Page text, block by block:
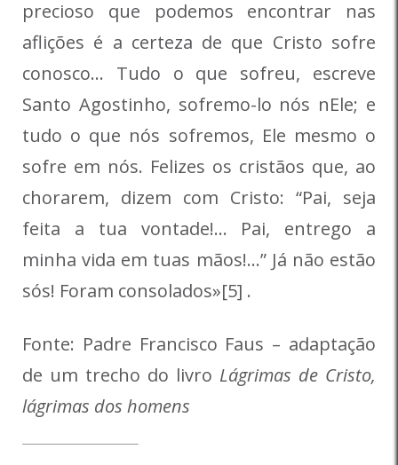
precioso que podemos encontrar nas
aflições é a certeza de que Cristo sofre
conosco… Tudo o que sofreu, escreve
Santo Agostinho, sofremo-lo nós nEle; e
tudo o que nós sofremos, Ele mesmo o
sofre em nós. Felizes os cristãos que, ao
chorarem, dizem com Cristo: “Pai, seja
feita a tua vontade!… Pai, entrego a
minha vida em tuas mãos!…” Já não estão
sós! Foram consolados»[5] .
Fonte: Padre Francisco Faus – adaptação
de um trecho do livro Lágrimas de Cristo,
lágrimas dos homens